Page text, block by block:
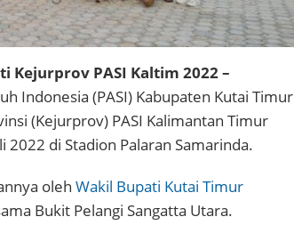
Kejurprov PASI Kaltim 2022 –
Indonesia (PASI) Kabupaten Kutai Timur
(Kejurprov) PASI Kalimantan Timur
2022 di Stadion Palaran Samarinda.
oleh Wakil Bupati Kutai Timur
Bukit Pelangi Sangatta Utara.